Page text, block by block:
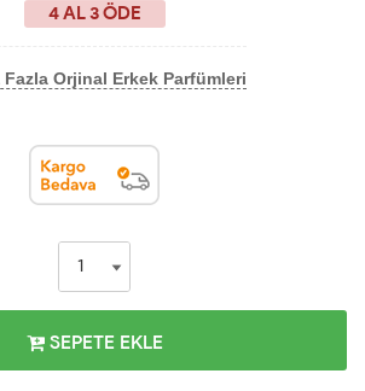
4 AL 3 ÖDE
Fazla Orjinal Erkek Parfümleri
SEPETE EKLE